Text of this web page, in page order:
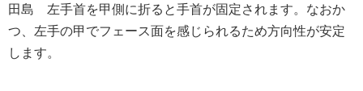
田島 左手首を甲側に折ると手首が固定されます。なおか
つ、左手の甲でフェース面を感じられるため方向性が安定
します。